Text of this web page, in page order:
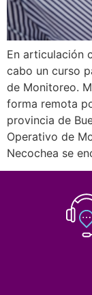
En articulación
cabo un curso
de Monitoreo.
forma remota
provincia de
Operativo de
Necochea se